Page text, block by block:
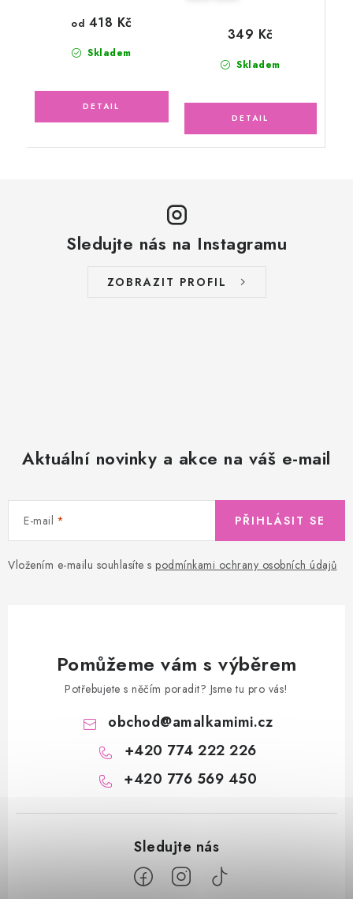
Skladem
od 418 Kč
Skladem
349 Kč
Sledujte nás na Instagramu
ZOBRAZIT PROFIL
Aktuální novinky a akce na váš e-mail
E-mail
Vložením e-mailu souhlasíte s podmínkami ochrany osobních údajů
PŘIHLÁSIT SE
Pomůžeme vám s výběrem
Potřebujete s něčím poradit? Jsme tu pro vás!
obchod@amalkamimi.cz
+420 774 222 226
+420 776 569 450